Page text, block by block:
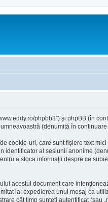
phpbb3”) şi phpBB (în
(denumită în continuare
cookie-uri, care sunt fişiere text
al sesiunii anonime
a stoca informaţii despre ce
acestui document care
la: expedierea unui mesaj ca
cât timp sunteţi autentificat (sau